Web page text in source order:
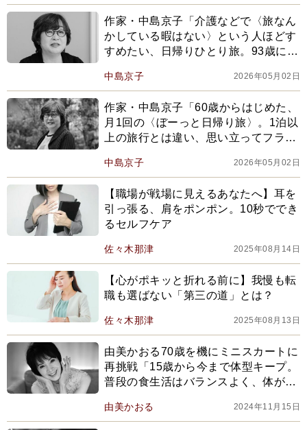
作家・中島京子「介護などで〈旅なん
かしている暇はない〉という人ほどす
すめたい、日帰りひとり旅。93歳にな
て…」
中島京子 2026年05月02日
作家・中島京子「60歳からはじめた、
月1回の〈ぼーっと日帰り旅〉。1泊以
上の旅行とは違い、思い立ってフラッ
中島京子 2026年05月02日
【職場が戦場に見えるあなたへ】耳を
引っ張る、肩をポンポン。10秒ででき
るセルフケア
佐々木那津 2025年08月14日
【心がポキッと折れる前に】我慢も転
職も選ばない「第三の道」とは？
佐々木那津 2025年08月13日
由美かおる70歳を機にミニスカートに
再挑戦「15歳から今まで体型キープ。
普段の食生活はバランスよく、体が欲
由美かおる 2024年11月15日